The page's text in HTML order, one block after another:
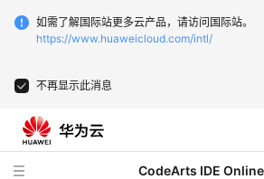
如需了解国际站更多云产品，请访问国际站。
https://www.huaweicloud.com/intl/
不再显示此消息
CodeArts IDE Online